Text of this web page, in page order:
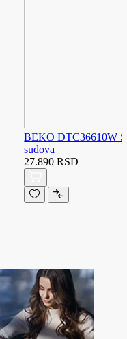
BEKO DTC36610W
sudova
27.890 RSD